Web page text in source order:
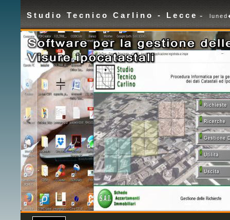
Studio Tecnico Carlino - Lecce -